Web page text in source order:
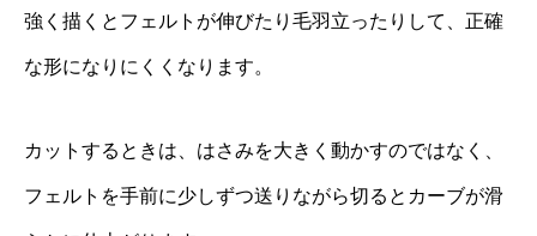
強く描くとフェルトが伸びたり毛羽立ったりして、正確
な形になりにくくなります。
カットするときは、はさみを大きく動かすのではなく、
フェルトを手前に少しずつ送りながら切るとカーブが滑